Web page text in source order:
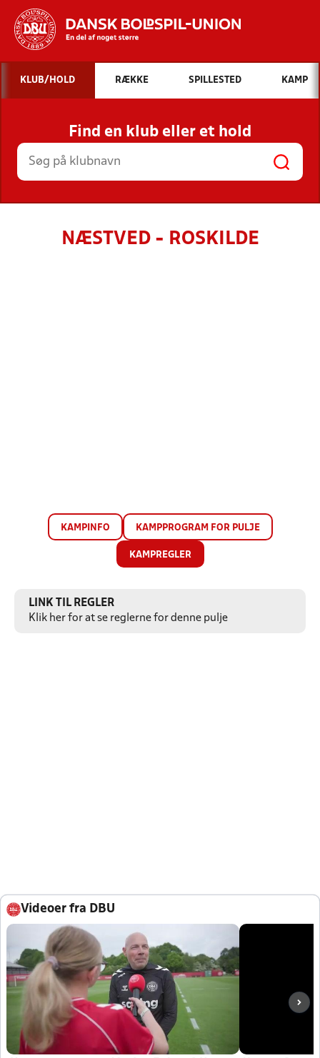
Hvad vil du søge efter?
INDHOLD OG NYHEDER
STILLINGER, RESULTATER, KLUBBER OG
HOLD
KLUB/HOLD RÆKKE SPILLESTED KAMP
Find en klub eller et hold
NÆSTVED - ROSKILDE
KAMPINFO KAMPPROGRAM FOR PULJE
KAMPREGLER
LINK TIL REGLER
Klik her for at se reglerne for denne pulje
Videoer fra DBU